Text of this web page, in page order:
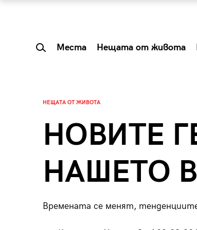
Места Нещата от живота
НЕЩАТА ОТ ЖИВОТА
НОВИТЕ
НАШЕТО
Времената се менят,Summer